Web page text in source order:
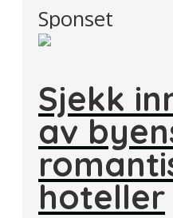
Sponset
Sjekk
av
hoteller